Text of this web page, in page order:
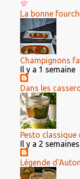
La bonne
Champignons
Il y a 1 semaine
Dans les
Pesto classique
Il y a 2 semaines
Légende